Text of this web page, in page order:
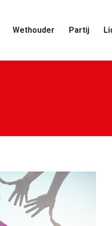
Wethouder Partij